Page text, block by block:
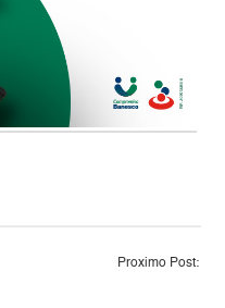
Proximo Post: